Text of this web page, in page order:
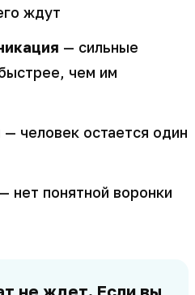
ждут
— сильные
чем им
— человек остается один
— нет понятной воронки